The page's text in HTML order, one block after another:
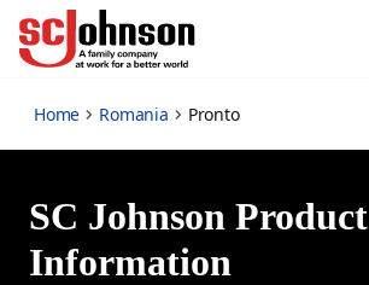
Home Romania Pronto
SC Johnson Product
Information